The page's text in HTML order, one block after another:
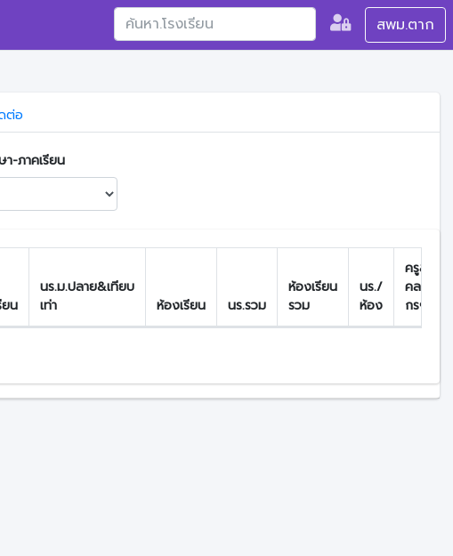
สพม.ตาก
ต่อ
า-ภาคเรียน
ยน
นร.ม.ปลาย&เทียบ
เท่า
ห้องเรียน นร.รวม
ห้องเรียน
รวม
นร./
ห้อง
ครู&บุ
คลา
กรฯ